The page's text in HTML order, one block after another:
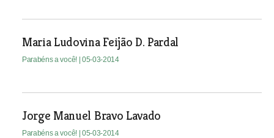
Maria Ludovina Feijão D. Pardal
Parabéns a você! | 05-03-2014
Jorge Manuel Bravo Lavado
Parabéns a você! | 05-03-2014